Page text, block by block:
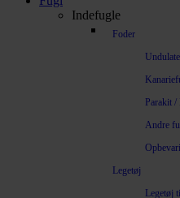
Indefugle
Foder
Parakit /
Andre
Legetøj
Legetøj